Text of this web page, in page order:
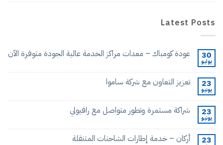
عالية الجودة متوفرة الآن